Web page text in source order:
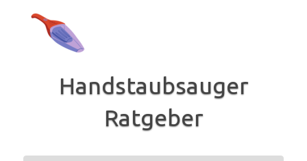
Inhalt
springen
Handstaubsauger
Ratgeber